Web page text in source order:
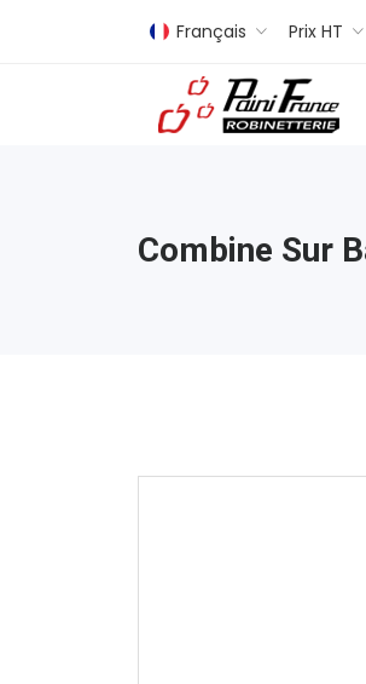
Français Prix HT
Combine Sur